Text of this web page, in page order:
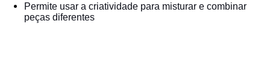
Permite usar a criatividade para misturar e combinar
peças diferentes